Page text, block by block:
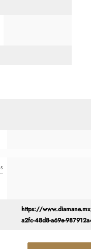
https://
a2fc-48d8-a69e-